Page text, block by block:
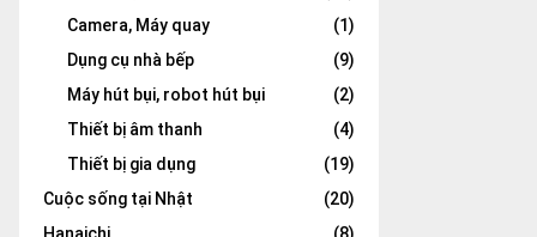
Camera, Máy quay
(1)
Dụng cụ nhà bếp
(9)
Máy hút bụi, robot hút bụi
(2)
Thiết bị âm thanh
(4)
Thiết bị gia dụng
(19)
Cuộc sống tại Nhật
(20)